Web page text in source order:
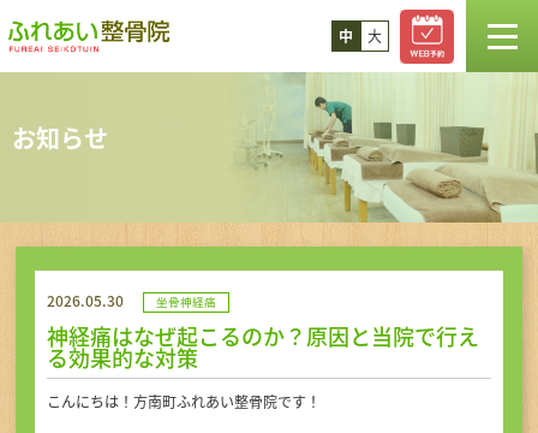
中 大
お知らせ
2026.05.30 坐骨神経痛
神経痛はなぜ起こるのか？原因と当院で行え
る効果的な対策
こんにちは！方南町ふれあい整骨院です！
診療案内
コラム